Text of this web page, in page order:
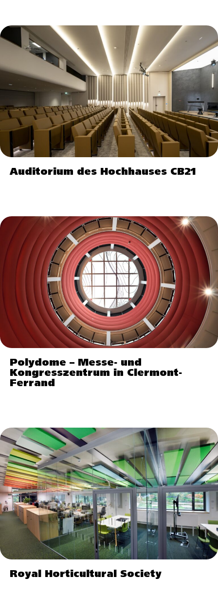
Auditorium des Hochhauses CB21
Polydome – Messe- und
Kongresszentrum in Clermont-
Ferrand
Royal Horticultural Society